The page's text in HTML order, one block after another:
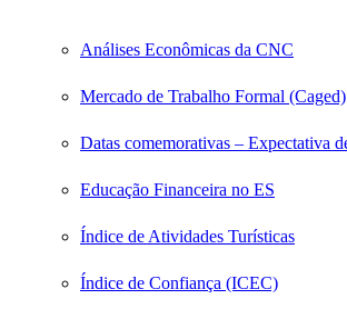
Análises Econômicas da CNC
Mercado de Trabalho Formal (Caged)
Datas comemorativas – Expectativa
Educação Financeira no ES
Índice de Atividades Turísticas
Índice de Confiança (ICEC)